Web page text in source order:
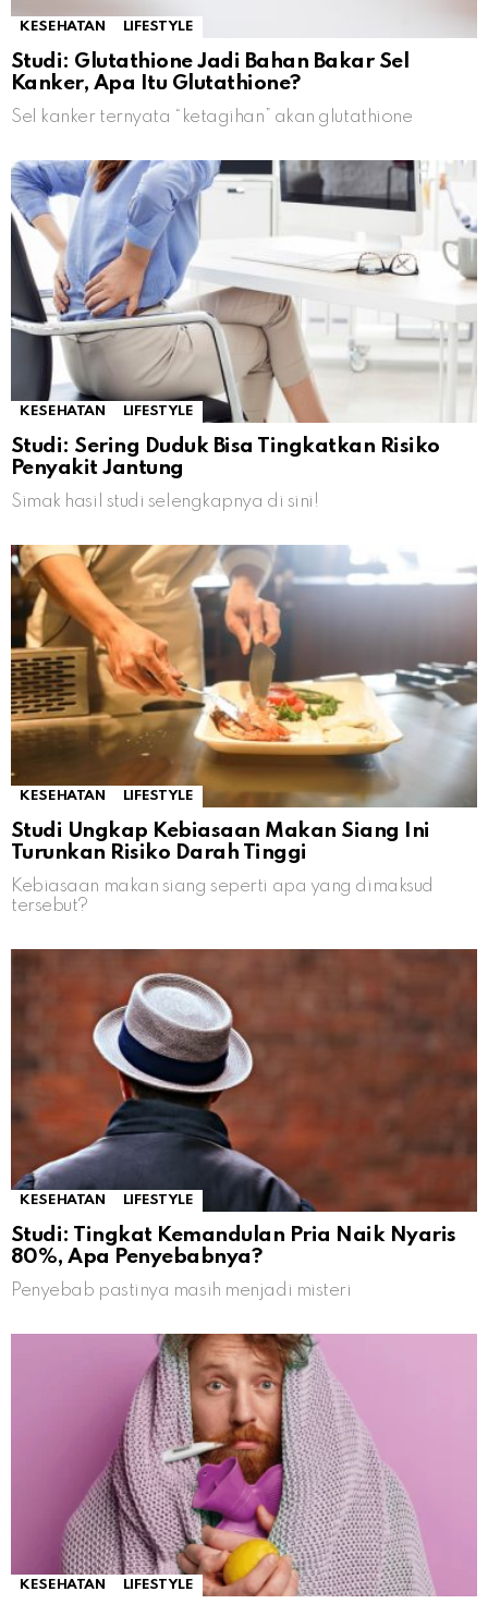
KESEHATAN LIFESTYLE
Studi: Glutathione Jadi Bahan Bakar Sel
Kanker, Apa Itu Glutathione?
Sel kanker ternyata “ketagihan” akan glutathione
KESEHATAN LIFESTYLE
Studi: Sering Duduk Bisa Tingkatkan Risiko
Penyakit Jantung
Simak hasil studi selengkapnya di sini!
KESEHATAN LIFESTYLE
Studi Ungkap Kebiasaan Makan Siang Ini
Turunkan Risiko Darah Tinggi
Kebiasaan makan siang seperti apa yang dimaksud
tersebut?
KESEHATAN LIFESTYLE
Studi: Tingkat Kemandulan Pria Naik Nyaris
80%, Apa Penyebabnya?
Penyebab pastinya masih menjadi misteri
KESEHATAN LIFESTYLE